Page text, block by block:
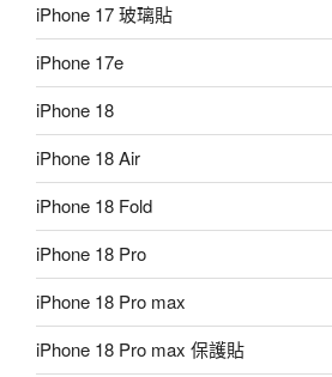
iPhone 17 玻璃貼
iPhone 17e
iPhone 18
iPhone 18 Air
iPhone 18 Fold
iPhone 18 Pro
iPhone 18 Pro max
iPhone 18 Pro max 保護貼